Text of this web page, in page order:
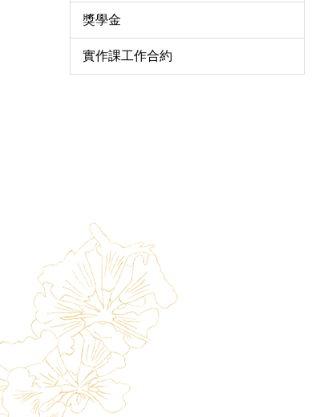
獎學金
實作課工作合約